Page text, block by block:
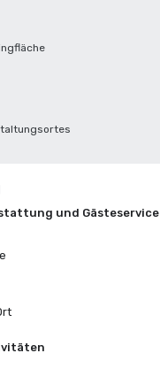
und Gästeservice